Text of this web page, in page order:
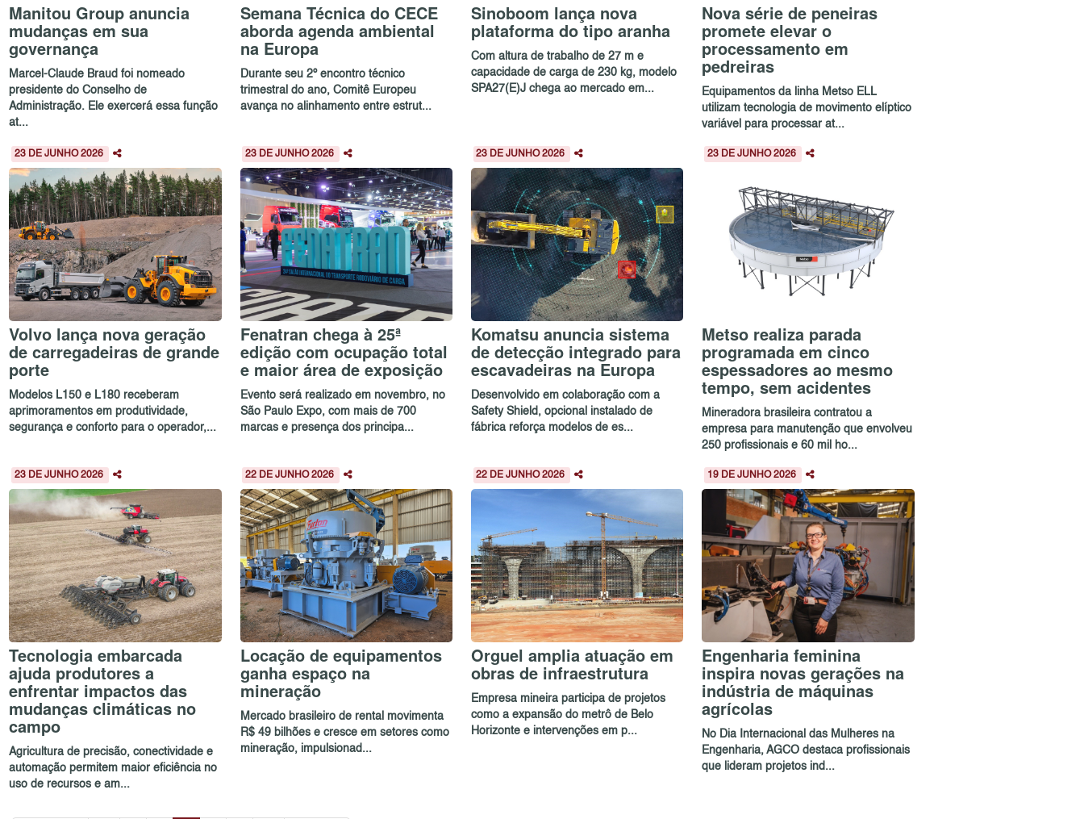
Manitou Group anuncia
mudanças em sua
governança
Marcel-Claude Braud foi nomeado
presidente do Conselho de
Administração. Ele exercerá essa função
at...
Semana Técnica do CECE
aborda agenda ambiental
na Europa
Durante seu 2º encontro técnico
trimestral do ano, Comitê Europeu
avança no alinhamento entre estrut...
Sinoboom lança nova
plataforma do tipo aranha
Com altura de trabalho de 27 m e
capacidade de carga de 230 kg, modelo
SPA27(E)J chega ao mercado em...
Nova série de peneiras
promete elevar o
processamento em
pedreiras
Equipamentos da linha Metso ELL
utilizam tecnologia de movimento elíptico
variável para processar at...
23 DE JUNHO 2026
Volvo lança nova geração
de carregadeiras de grande
porte
Modelos L150 e L180 receberam
aprimoramentos em produtividade,
segurança e conforto para o operador,...
23 DE JUNHO 2026
Fenatran chega à 25ª
edição com ocupação total
e maior área de exposição
Evento será realizado em novembro, no
São Paulo Expo, com mais de 700
marcas e presença dos principa...
23 DE JUNHO 2026
Komatsu anuncia sistema
de detecção integrado para
escavadeiras na Europa
Desenvolvido em colaboração com a
Safety Shield, opcional instalado de
fábrica reforça modelos de es...
23 DE JUNHO 2026
Metso realiza parada
programada em cinco
espessadores ao mesmo
tempo, sem acidentes
Mineradora brasileira contratou a
empresa para manutenção que envolveu
250 profissionais e 60 mil ho...
23 DE JUNHO 2026
Tecnologia embarcada
ajuda produtores a
enfrentar impactos das
mudanças climáticas no
campo
Agricultura de precisão, conectividade e
automação permitem maior eficiência no
uso de recursos e am...
22 DE JUNHO 2026
Locação de equipamentos
ganha espaço na
mineração
Mercado brasileiro de rental movimenta
R$ 49 bilhões e cresce em setores como
mineração, impulsionad...
22 DE JUNHO 2026
Orguel amplia atuação em
obras de infraestrutura
Empresa mineira participa de projetos
como a expansão do metrô de Belo
Horizonte e intervenções em p...
19 DE JUNHO 2026
Engenharia feminina
inspira novas gerações na
indústria de máquinas
agrícolas
No Dia Internacional das Mulheres na
Engenharia, AGCO destaca profissionais
que lideram projetos ind...